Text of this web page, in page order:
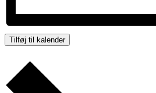
Tilføj til kalender